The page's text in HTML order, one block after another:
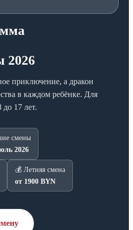
2026
приключение, а дракон
в каждом ребёнке. Для
до 17 лет.
смены
2026
💰 Летняя смена
от 1900 BYN